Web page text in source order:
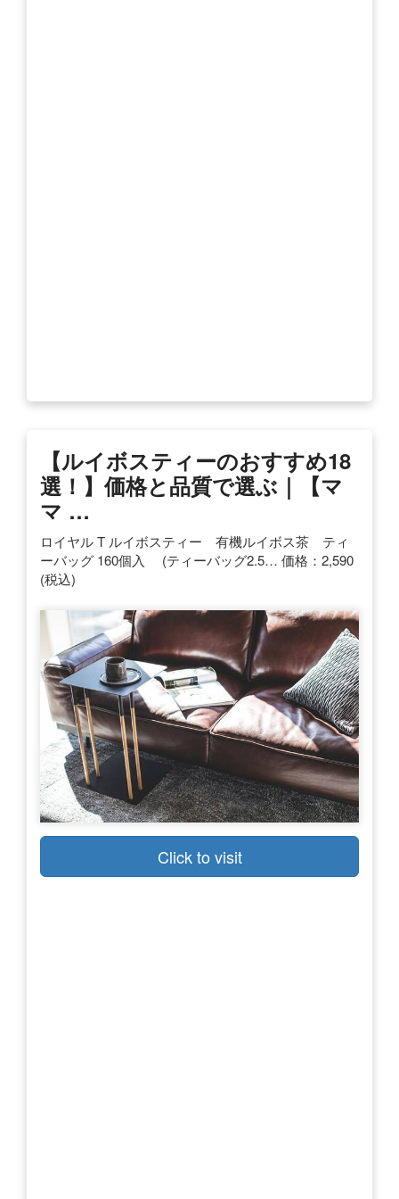
【ルイボスティーのおすすめ18
選！】価格と品質で選ぶ｜【マ
マ …
ロイヤル T ルイボスティー 有機ルイボス茶 ティ
ーバッグ 160個入 (ティーバッグ2.5… 価格：2,590
(税込)
Click to visit